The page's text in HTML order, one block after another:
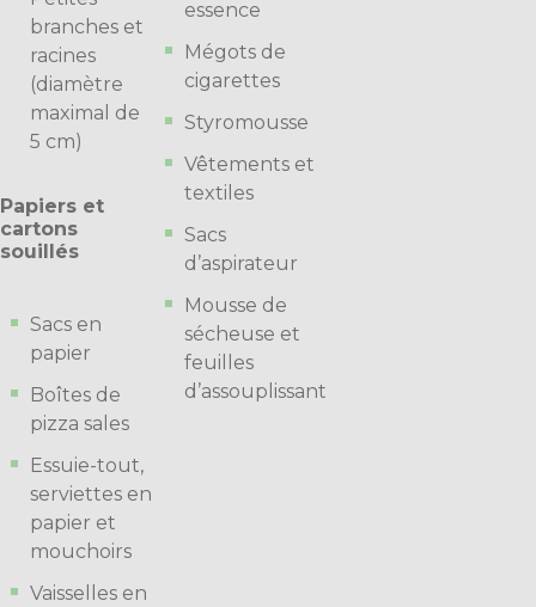
branches et
racines
(diamètre
maximal de
5 cm)
Papiers et
cartons
souillés
Sacs en
papier
Boîtes de
pizza sales
Essuie-tout,
serviettes en
papier et
mouchoirs
Vaisselles en
essence
Mégots de
cigarettes
Styromousse
Vêtements et
textiles
Sacs
d’aspirateur
Mousse de
sécheuse et
feuilles
d’assouplissant